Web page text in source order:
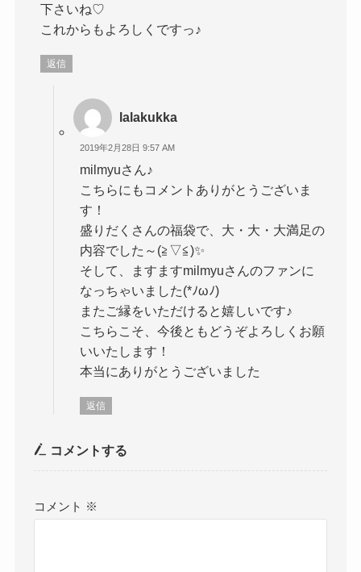
下さいね♡
これからもよろしくですっ♪
返信
lalakukka
2019年2月28日 9:57 AM
milmyuさん♪
こちらにもコメントありがとうございま
す！
盛りだくさんの福袋で、大・大・大満足の
内容でした～(≧▽≦)✨
そして、ますますmilmyuさんのファンに
なっちゃいました(*ﾉωﾉ)
またご縁をいただけると嬉しいです♪
こちらこそ、今後ともどうぞよろしくお願
いいたします！
本当にありがとうございました
返信
コメントする
コメント ※